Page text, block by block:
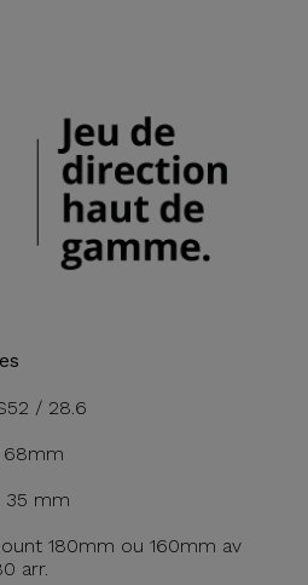
/ 28.6
68mm
35 mm
180mm ou 160mm av
arr.